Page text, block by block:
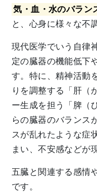
気・血・水のバラン
と、心身に様々な不
現代医学でいう自律
定の臓器の機能低下
す。特に、精神活動
りを調整する「肝（
ー生成を担う「脾（
らの臓器のバランス
スが乱れたような症
まい、不安感などが
五臓と関連する感情
です。